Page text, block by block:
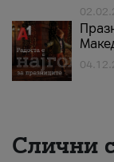
Слични